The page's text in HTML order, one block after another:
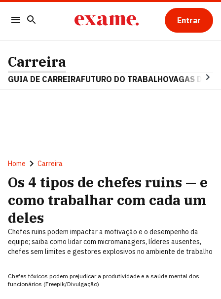
Entrar
Carreira
GUIA DE CARREIRAFUTURO DO TRABALHOVAGAS DE
Home Carreira
Os 4 tipos de chefes ruins — e
como trabalhar com cada um
deles
Chefes ruins podem impactar a motivação e o desempenho da
equipe; saiba como lidar com micromanagers, líderes ausentes,
chefes sem limites e gestores explosivos no ambiente de trabalho
Chefes tóxicos podem prejudicar a produtividade e a saúde mental dos
funcionários (Freepik/Divulgação)